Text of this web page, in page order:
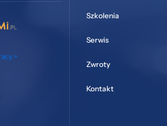
>
Szkolenia
Serwis
Zwroty
Kontakt